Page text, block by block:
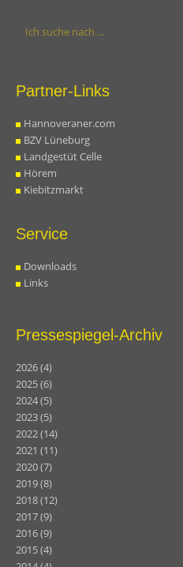
Partner-Links
Hannoveraner.com
BZV Lüneburg
Landgestüt Celle
Hörem
Kiebitzmarkt
Service
Downloads
Links
Pressespiegel-Archiv
2026(4)
2025(6)
2024(5)
2023(5)
2022(14)
2021 (11)
2020(7)
2019(8)
2018(12)
2017(9)
2016(9)
2015(4)